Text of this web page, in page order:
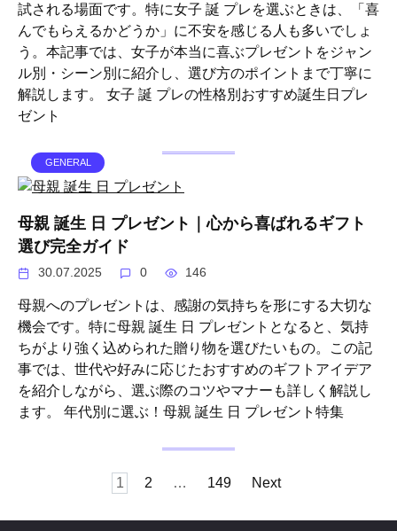
試される場面です。特に女子 誕 プレを選ぶときは、「喜
んでもらえるかどうか」に不安を感じる人も多いでしょ
う。本記事では、女子が本当に喜ぶプレゼントをジャン
ル別・シーン別に紹介し、選び方のポイントまで丁寧に
解説します。 女子 誕 プレの性格別おすすめ誕生日プレ
ゼント
GENERAL
母親 誕生 日 プレゼント｜心から喜ばれるギフト
選び完全ガイド
30.07.2025 0 146
母親へのプレゼントは、感謝の気持ちを形にする大切な
機会です。特に母親 誕生 日 プレゼントとなると、気持
ちがより強く込められた贈り物を選びたいもの。この記
事では、世代や好みに応じたおすすめのギフトアイデア
を紹介しながら、選ぶ際のコツやマナーも詳しく解説し
ます。 年代別に選ぶ！母親 誕生 日 プレゼント特集
1 2 … 149 Next